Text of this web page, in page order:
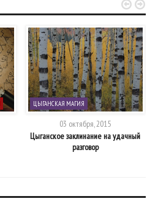
ЦЫГАНСКАЯ МАГИЯ
03 октября, 2015
Цыганское заклинание на удачный
разговор
 